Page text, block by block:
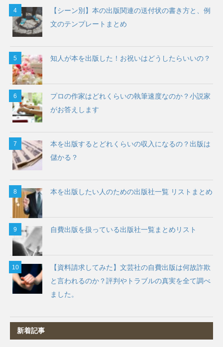
【シーン別】本の出版関連の送付状の書き方と、例
文のテンプレートまとめ
知人が本を出版した！お祝いはどうしたらいいの？
プロの作家はどれくらいの執筆速度なのか？小説家
がお答えします
本を出版するとどれくらいの収入になるの？出版は
儲かる？
本を出版したい人のための出版社一覧 リストまとめ
自費出版を扱っている出版社一覧まとめリスト
【資料請求してみた】文芸社の自費出版は何故詐欺
と言われるのか？評判やトラブルの真実を全て調べ
ました。
新着記事